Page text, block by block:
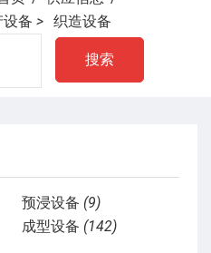
备 > 织造设备
搜索
预浸设备 (9)
成型设备 (142)